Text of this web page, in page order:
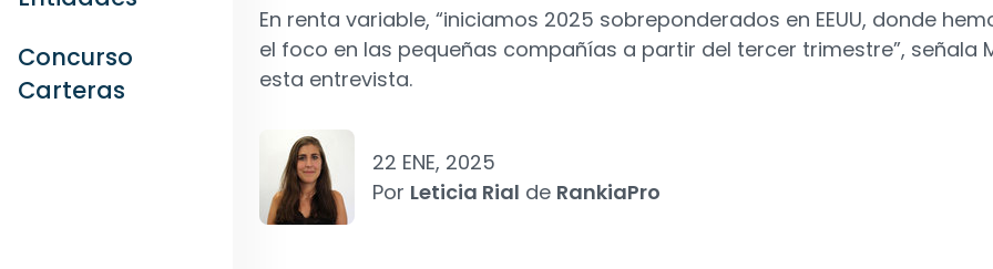
Concurso
Carteras
En renta variable, “iniciamos 2025 sobreponderados en EEUU, donde
el foco en las pequeñas compañías a partir del tercer trimestre”, señala
esta entrevista.
22 ENE, 2025
Por Leticia Rial de RankiaPro